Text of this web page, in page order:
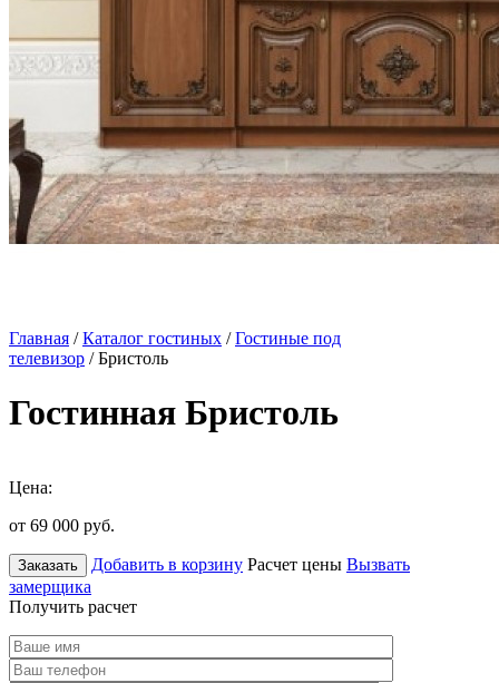
Главная /Каталог гостиных /Гостиные под
телевизор / Бристоль
Гостинная Бристоль
Цена:
от 69 000 руб.
Заказать Добавить в корзину Расчет цены Вызвать
замерщика
Получить расчет